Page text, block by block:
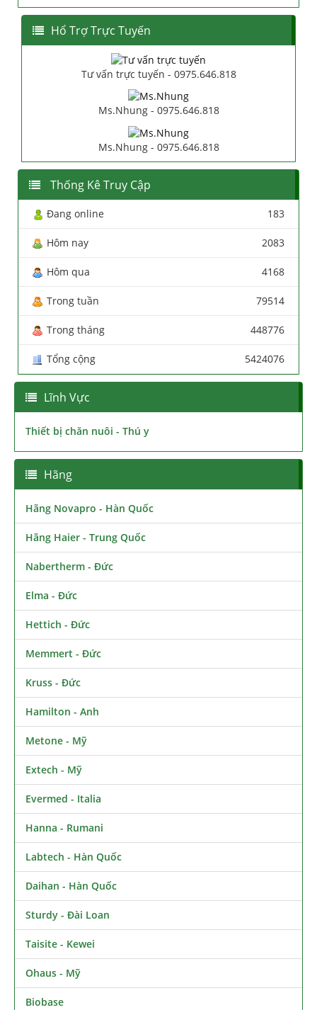
Hổ Trợ Trực Tuyến
Tư vấn trực tuyến - 0975.646.818
Ms.Nhung - 0975.646.818
Ms.Nhung - 0975.646.818
Thống Kê Truy Cập
Đang online 183
Hôm nay 2083
Hôm qua 4168
Trong tuần 79514
Trong tháng 448776
Tổng cộng 5424076
Lĩnh Vực
Thiết bị chăn nuôi - Thú y
Hãng
Hãng Novapro - Hàn Quốc
Hãng Haier - Trung Quốc
Nabertherm - Đức
Elma - Đức
Hettich - Đức
Memmert - Đức
Kruss - Đức
Hamilton - Anh
Metone - Mỹ
Extech - Mỹ
Evermed - Italia
Hanna - Rumani
Labtech - Hàn Quốc
Daihan - Hàn Quốc
Sturdy - Đài Loan
Taisite - Kewei
Ohaus - Mỹ
Biobase